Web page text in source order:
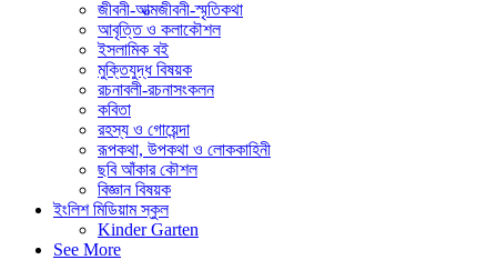
জীবনী-আত্মজীবনী-স্মৃতিকথা
আবৃত্তি ও কলাকৌশল
ইসলামিক বই
মুক্তিযুদ্ধ বিষয়ক
রচনাবলী-রচনাসংকলন
কবিতা
রহস্য ও গোয়েন্দা
রূপকথা, উপকথা ও লোককাহিনী
ছবি আঁকার কৌশল
বিজ্ঞান বিষয়ক
ইংলিশ মিডিয়াম স্কুল
Kinder Garten
See More